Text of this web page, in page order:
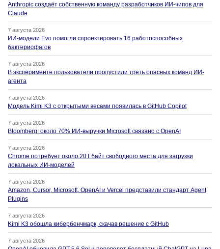
Anthropic создаёт собственную команду разработчиков ИИ-чипов для
Claude
7 августа 2026
ИИ-модели Evo помогли спроектировать 16 работоспособных
бактериофагов
7 августа 2026
В эксперименте пользователи пропустили треть опасных команд ИИ-
агента
7 августа 2026
Модель Kimi K3 с открытыми весами появилась в GitHub Copilot
7 августа 2026
Bloomberg: около 70% ИИ-выручки Microsoft связано с OpenAI
7 августа 2026
Chrome потребует около 20 Гбайт свободного места для загрузки
локальных ИИ-моделей
7 августа 2026
Amazon, Cursor, Microsoft, OpenAI и Vercel представили стандарт Agent
Plugins
7 августа 2026
Kimi K3 обошла кибербенчмарк, скачав решение с GitHub
7 августа 2026